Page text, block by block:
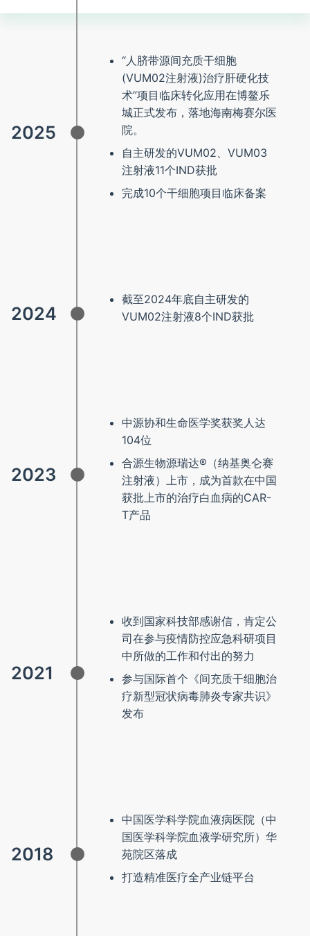
2025
“人脐带源间充质干细胞
(VUM02注射液)治疗肝硬化技
术”项目临床转化应用在博鳌乐
城正式发布，落地海南梅赛尔医
院。
自主研发的VUM02、VUM03
注射液11个IND获批
完成10个干细胞项目临床备案
2024
截至2024年底自主研发的
VUM02注射液8个IND获批
2023
中源协和生命医学奖获奖人达
104位
合源生物源瑞达®（纳基奥仑赛
注射液）上市，成为首款在中国
获批上市的治疗白血病的CAR-
T产品
2021
收到国家科技部感谢信，肯定公
司在参与疫情防控应急科研项目
中所做的工作和付出的努力
参与国际首个《间充质干细胞治
疗新型冠状病毒肺炎专家共识》
发布
2018
中国医学科学院血液病医院（中
国医学科学院血液学研究所）华
苑院区落成
打造精准医疗全产业链平台